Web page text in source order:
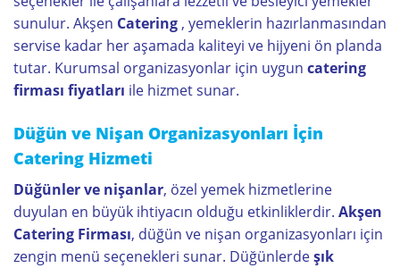
sunulur. Akşen Catering, yemeklerin hazırlanmasından
servise kadar her aşamada kaliteyi ve hijyeni ön planda
tutar. Kurumsal organizasyonlar için uygun catering
firması fiyatları ile hizmet sunar.
Düğün ve Nişan Organizasyonları İçin
Catering Hizmeti
Düğünler ve nişanlar, özel yemek hizmetlerine
duyulan en büyük ihtiyacın olduğu etkinliklerdir. Akşen
Catering Firması, düğün ve nişan organizasyonları için
zengin menü seçenekleri sunar. Düğünlerdeşık